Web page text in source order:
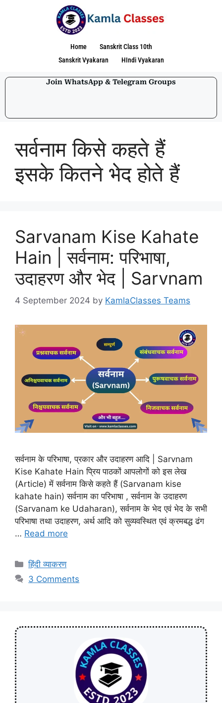
Home
Sanskrit Class 10th
Sanskrit Vyakaran
HIndi Vyakaran
Join WhatsApp & Telegram Groups
सर्वनाम किसे कहते हैं
इसके कितने भेद होते हैं
Sarvanam Kise Kahate
Hain | सर्वनाम: परिभाषा,
उदाहरण और भेद | Sarvnam
4 September 2024 by KamlaClasses Teams
सर्वनाम के परिभाषा, प्रकार और उदाहरण आदि | Sarvnam
Kise Kahate Hain प्रिय पाठकों आपलोगों को इस लेख
(Article) में सर्वनाम किसे कहते हैं (Sarvanam kise
kahate hain) सर्वनाम का परिभाषा , सर्वनाम के उदाहरण
(Sarvanam ke Udaharan), सर्वनाम के भेद एवं भेद के सभी
परिभाषा तथा उदाहरण, अर्थ आदि को सुव्यवस्थित एवं क्रमबद्ध ढंग
… Read more
हिंदी व्याकरण
3 Comments